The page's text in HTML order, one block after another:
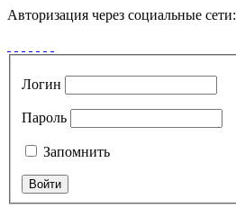
Авторизация через социальные сети:
Логин
Пароль
Запомнить